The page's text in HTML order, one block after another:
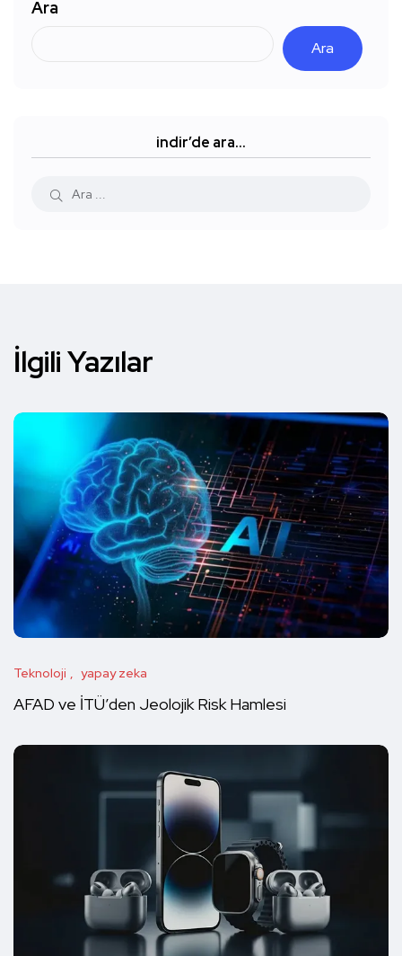
Ara
Ara
indir’de ara…
İlgili Yazılar
Teknoloji yapay zeka
AFAD ve İTÜ’den Jeolojik Risk Hamlesi